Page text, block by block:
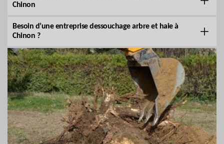
Chinon
Besoin d’une entreprise dessouchage arbre et haie à
Chinon ?